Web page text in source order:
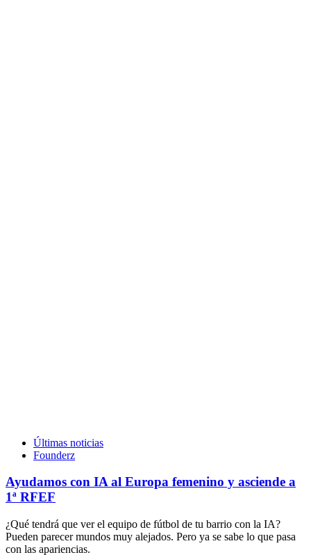
Últimas noticias
Founderz
Ayudamos con IA al Europa femenino y asciende a
1ª RFEF
¿Qué tendrá que ver el equipo de fútbol de tu barrio con la IA?
Pueden parecer mundos muy alejados. Pero ya se sabe lo que pasa
con las apariencias.